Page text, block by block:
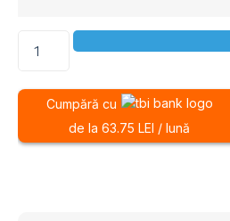
Cumpără cu
de la 63.75 LEI / lună